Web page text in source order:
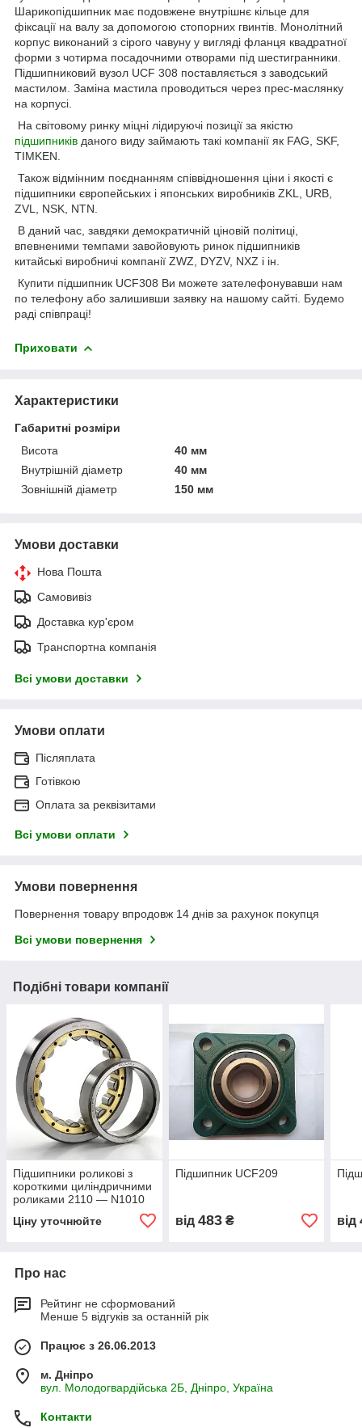
Шарикопідшипник має подовжене внутрішнє кільце для
фіксації на валу за допомогою стопорних гвинтів. Монолітний
корпус виконаний з сірого чавуну у вигляді фланця квадратної
форми з чотирма посадочними отворами під шестигранники.
Підшипниковий вузол UCF 308 поставляється з заводський
мастилом. Заміна мастила проводиться через прес-маслянку
на корпусі.
На світовому ринку міцні лідируючі позиції за якістю
підшипників даного виду займають такі компанії як FAG, SKF,
TIMKEN.
Також відмінним поєднанням співвідношення ціни і якості є
підшипники європейських і японських виробників ZKL, URB,
ZVL, NSK, NTN.
В даний час, завдяки демократичній ціновій політиці,
впевненими темпами завойовують ринок підшипників
китайські виробничі компанії ZWZ, DYZV, NXZ і ін.
Купити підшипник UCF308 Ви можете зателефонувавши нам
по телефону або залишивши заявку на нашому сайті. Будемо
раді співпраці!
Приховати
Характеристики
Габаритні розміри
Висота
40 мм
Внутрішній діаметр
40 мм
Зовнішній діаметр
150 мм
Умови доставки
Нова Пошта
Самовивіз
Доставка кур'єром
Транспортна компанія
Всі умови доставки
Умови оплати
Післяплата
Готівкою
Оплата за реквізитами
Всі умови оплати
Умови повернення
Повернення товару впродовж 14 днів за рахунок покупця
Всі умови повернення
Подібні товари компанії
Підшипники роликові з
короткими циліндричними
роликами 2110 — N1010
Ціну уточнюйте
Підшипник UCF209
від 483₴ від
Про нас
Рейтинг не сформований
Менше 5 відгуків за останній рік
Працює з 26.06.2013
м. Дніпро
вул. Молодогвардійська 2Б, Дніпро, Україна
Контакти